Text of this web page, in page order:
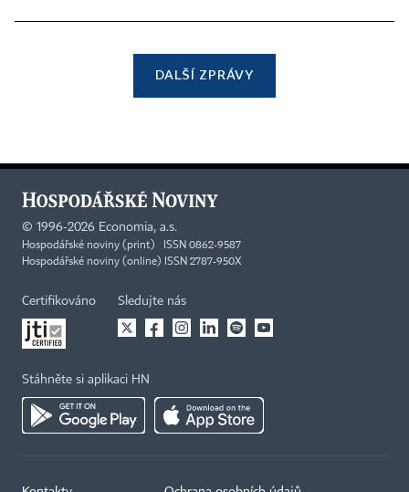
DALŠÍ ZPRÁVY
© 1996-2026 Economia, a.s.
Hospodářské noviny (print) ISSN 0862-9587
Hospodářské noviny (online) ISSN 2787-950X
Certifikováno Sledujte nás
Stáhněte si aplikaci HN